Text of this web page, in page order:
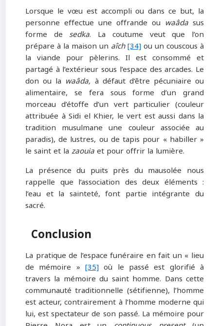
Lorsque le vœu est accompli ou dans ce but, la
personne effectue une offrande ou waâda sus
forme de sedka. La coutume veut que l’on
prépare à la maison un aîch[34]ou un couscous à
la viande pour pèlerins. Il est consommé et
partagé à l’extérieur sous l’espace des arcades. Le
don ou la waâda, à défaut d’être pécuniaire ou
alimentaire, se fera sous forme d’un grand
morceau d’étoffe d’un vert particulier (couleur
attribuée à Sidi el Khier, le vert est aussi dans la
tradition musulmane une couleur associée au
paradis), de lustres, ou de tapis pour « habiller »
le saint et la zaouiaet pour offrir la lumière.
La présence du puits près du mausolée nous
rappelle que l’association des deux éléments :
l’eau et la sainteté, font partie intégrante du
sacré.
Conclusion
La pratique de l’espace funéraire en fait un « lieu
de mémoire » [35] où le passé est glorifié à
travers la mémoire du saint homme. Dans cette
communauté traditionnelle (sétifienne), l’homme
est acteur, contrairement à l’homme moderne qui
lui, est spectateur de son passé. La mémoire pour